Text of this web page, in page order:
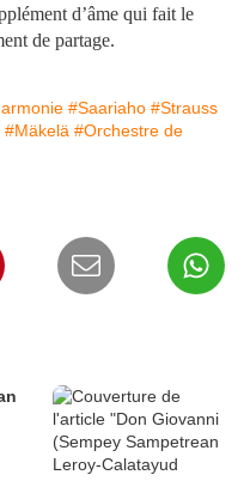
d’âme qui fait le
de partage.
#Saariaho #Strauss
#Mäkelä #Orchestre de